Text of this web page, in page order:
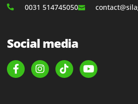
0031 514745050
Social media